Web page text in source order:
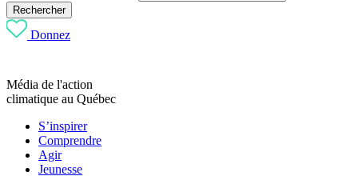
Rechercher
Donnez
Média de l'action
climatique au Québec
S’inspirer
Comprendre
Agir
Jeunesse